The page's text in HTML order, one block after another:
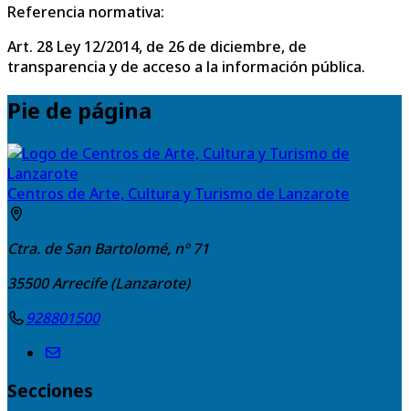
Referencia normativa:
Art. 28 Ley 12/2014, de 26 de diciembre, de
transparencia y de acceso a la información pública.
Pie de página
Centros de Arte, Cultura y Turismo de Lanzarote
Ctra. de San Bartolomé, nº 71
35500Arrecife (Lanzarote)
928801500
Secciones